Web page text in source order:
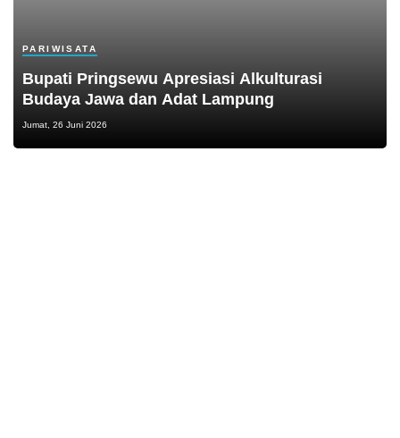
PARIWISATA
Bupati Pringsewu Apresiasi Alkulturasi
Budaya Jawa dan Adat Lampung
Jumat, 26 Juni 2026